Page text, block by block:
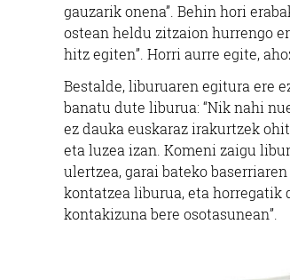
gauzarik onena”. Behin hori
ostean heldu zitzaion hurrengo
hitz egiten”. Horri aurre egite,
Bestalde, liburuaren egitura ere
banatu dute liburua: “Nik nahi
ez dauka euskaraz irakurtzek
eta luzea izan. Komeni zaigu
ulertzea, garai bateko
kontatzea liburua, eta horregatik
kontakizuna bere osotasunean”.